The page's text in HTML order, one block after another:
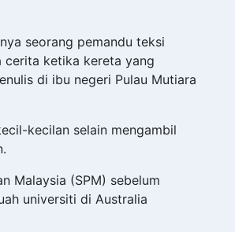
seorang pemandu teksi
cerita ketika kereta yang
di ibu negeri Pulau Mutiara
kecilan selain mengambil
Malaysia (SPM) sebelum
universiti di Australia